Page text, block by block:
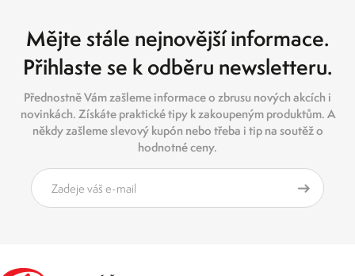
Mějte stále nejnovější informace.
Přihlaste se k odběru newsletteru.
Přednostně Vám zašleme informace o zbrusu nových akcích i
novinkách. Získáte praktické tipy k zakoupeným produktům. A
někdy zašleme slevový kupón nebo třeba i tip na soutěž o
hodnotné ceny.